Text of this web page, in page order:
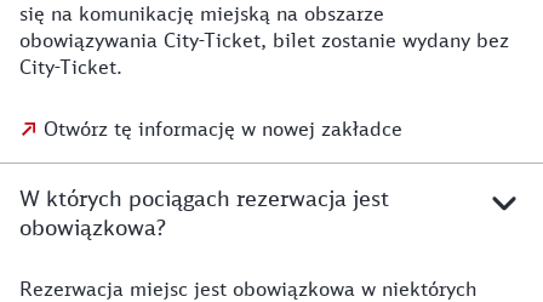
się na komunikację miejską na obszarze
obowiązywania City-Ticket, bilet zostanie wydany bez
City-Ticket.
Otwórz tę informację w nowej zakładce
W których pociągach rezerwacja jest
obowiązkowa?
Rezerwacja miejsc jest obowiązkowa w niektórych